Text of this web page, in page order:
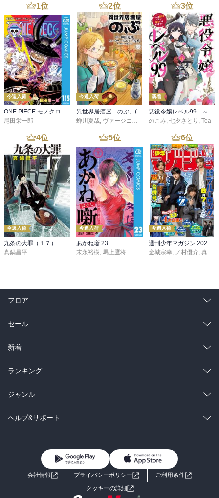
1位
今週入荷
ONE PIECE モノクロ版 115
尾田栄一郎
2位
今週入荷
異世界居酒屋「のぶ」(22)
蝉川夏哉, ヴァージニア二等兵 ,転
3位
新着
悪役令嬢レベル99 ～私は裏ボスですが魔王ではありません～ その６
のこみ, 七夕さとり , Tea
4位
今週入荷
九条の大罪（１７）
真鍋昌平
5位
今週入荷
あかね噺 23
末永裕樹, 馬上鷹将
6位
今週入荷
週刊少年マガジン 2026年36・37号[2026年8月5日発売]
金城宗幸, ノ村優介, 真島ヒロ
フロア
総合
ラノベ
雑誌・グラビア
BL・TL
セール
総合
ラノベ
雑誌・グラビア
BL・TL
新着
総合
ラノベ
雑誌・グラビア
ランキング
総合
ラノベ
ジャンル
コミック
ライトノベル 男子向けラノベ
小説
ヘルプ&サポート
よくあるご質問 お問い合わせ
会社情報 プライバシーポリシー
ご利用条件
クッキーの詳細